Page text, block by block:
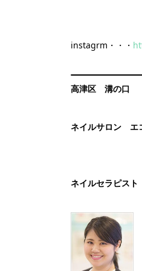
instagrm・・・
高津区 溝の口
ネイルサロン エ
ネイルセラピス